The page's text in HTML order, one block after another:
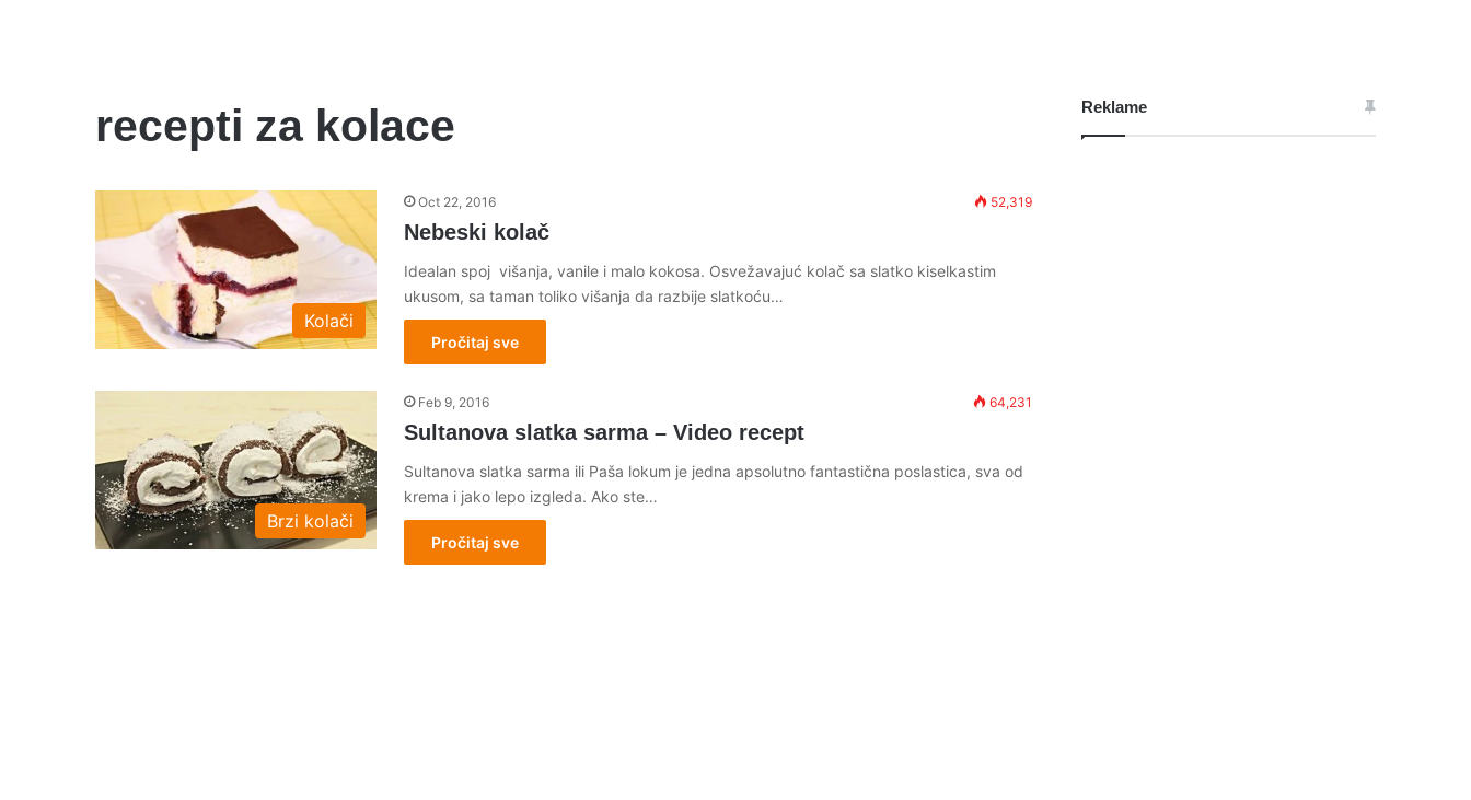
recepti za kolace
Kolači
Oct 22, 2016 52,319
Nebeski kolač
Idealan spoj višanja, vanile i malo kokosa. Osvežavajuć kolač sa slatko kiselkastim
ukusom, sa taman toliko višanja da razbije slatkoću…
Pročitaj sve
Brzi kolači
Feb 9, 2016 64,231
Sultanova slatka sarma – Video recept
Sultanova slatka sarma ili Paša lokum je jedna apsolutno fantastična poslastica, sva od
krema i jako lepo izgleda. Ako ste…
Pročitaj sve
Reklame